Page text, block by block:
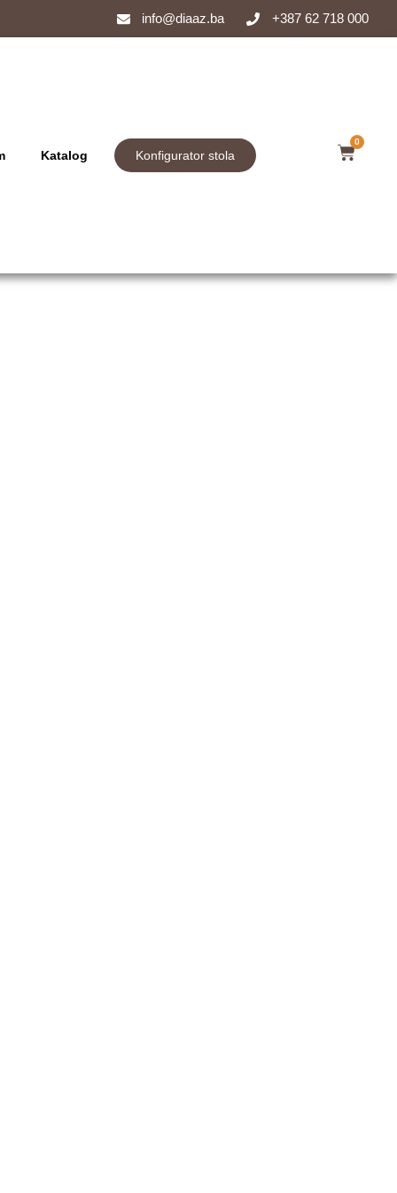
info@diaaz.ba +387 62 718 000
Katalog Konfigurator stola
0